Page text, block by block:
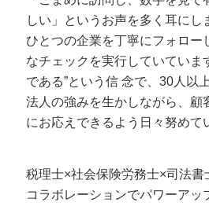
しい」というお声を多く耳に
ひとつの企業を丁寧にフォロー
なチェックを実行していていま
である”という信 念で、30人以
法人の強みを生かしながら、顧
にお応えできるよう日々努めて
税理士×社会保険労務士×司法書
コラボレーションでパワーアッ